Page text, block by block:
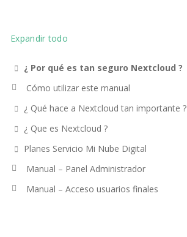
Expandir todo
¿ Por qué es tan seguro Nextcloud ?
Cómo utilizar este manual
¿ Qué hace a Nextcloud tan importante ?
¿ Que es Nextcloud ?
Planes Servicio Mi Nube Digital
Manual – Panel Administrador
Manual – Acceso usuarios finales